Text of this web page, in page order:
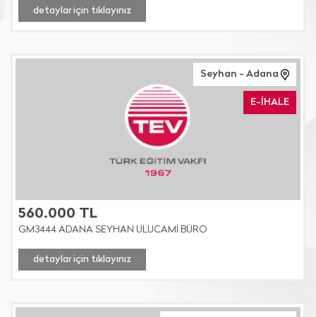
detaylar için tıklayınız
Seyhan - Adana
E-İHALE
560.000 TL
GM3444 ADANA SEYHAN ULUCAMİ BÜRO
detaylar için tıklayınız